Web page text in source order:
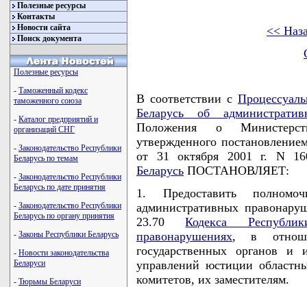
Полезные ресурсы
Контакты
Новости сайта
Поиск документа
Полезные ресурсы
- Таможенный кодекс
таможенного союза
- Каталог предприятий и
организаций СНГ
- Законодательство Республики
Беларусь по темам
- Законодательство Республики
Беларусь по дате принятия
- Законодательство Республики
Беларусь по органу принятия
- Законы Республики Беларусь
- Новости законодательства
Беларуси
- Тюрьмы Беларуси
<<
В соответствии с
Беларусь об
Положения о
утвержденного
от 31 октября 2001 г. N
Беларусь ПОСТАНОВЛЯЕТ:
1. Предоставить
административных
23.70Кодекса
правонарушениях, в
государственных органов и
управлений юстиции
комитетов, их заместителям.